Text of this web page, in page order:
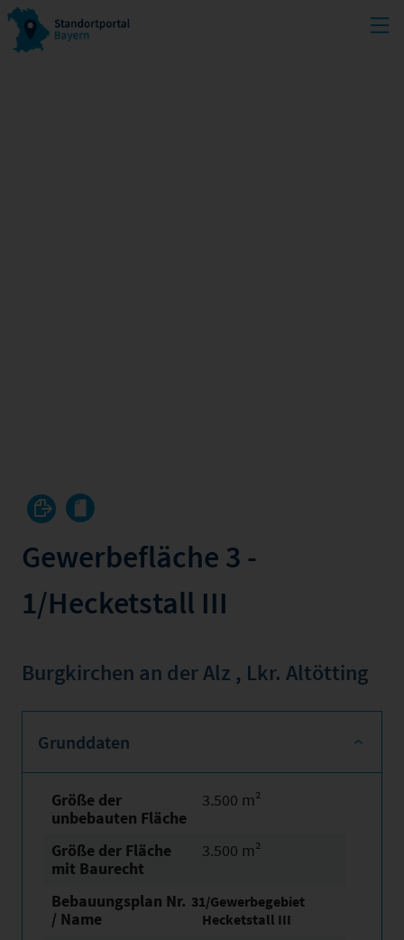
Gewerbefläche 3 -
1/Hecketstall III
Burgkirchen an der Alz , Lkr. Altötting
Grunddaten
Größe der
unbebauten Fläche
3.500 m²
Größe der Fläche
mit Baurecht
3.500 m²
Bebauungsplan Nr.
/ Name
31/Gewerbegebiet
Hecketstall III